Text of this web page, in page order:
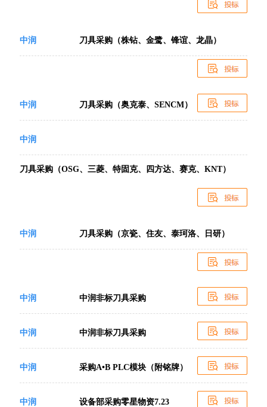
中润 刀具采购（株钻、金鹭、锋谊、龙晶）
中润 刀具采购（奥克泰、SENCM）
中润
刀具采购（OSG、三菱、特固克、四方达、赛克、KNT）
中润 刀具采购（京瓷、住友、泰珂洛、日研）
中润 中润非标刀具采购
中润 中润非标刀具采购
中润 采购A•B PLC模块（附铭牌）
中润 设备部采购零星物资7.23